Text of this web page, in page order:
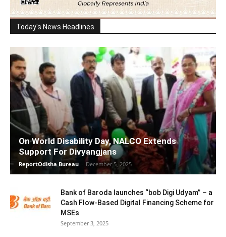
Today's News Headlines
On World Disability Day, NALCO Extends
Support For Divyangjans
ReportOdisha Bureau - December 5, 2025
Bank of Baroda launches “bob Digi Udyam” – a
Cash Flow-Based Digital Financing Scheme for
MSEs
September 3, 2025